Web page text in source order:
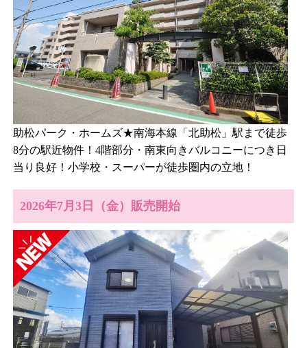
助松パーク・ホームズ★南海本線「北助松」駅まで徒歩
8分の駅近物件！4階部分・南東向きバルコニーにつき日
当り良好！小学校・スーパーが徒歩圏内の立地！
2026年7月3日（金）販売開始